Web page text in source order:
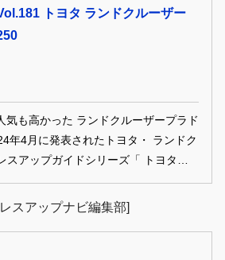
トヨタ ランドクルーザー
気も高かった ランドクルーザープラド
年4月に発表されたトヨタ・ ランドク
スアップガイドシリーズ「 トヨタ・
に収録。すでに納車済みという人はも
スアップナビ編集部]